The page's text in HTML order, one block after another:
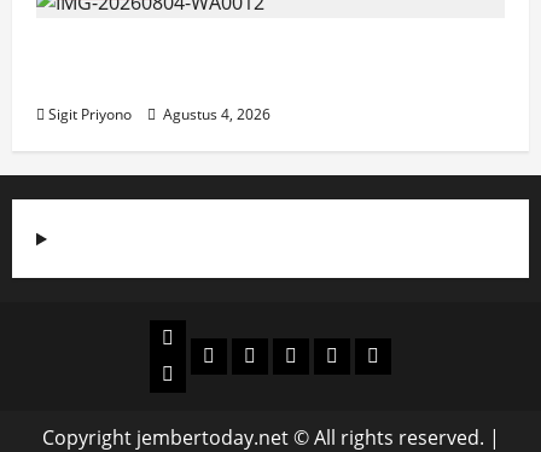
Sigit Priyono Agustus 4, 2026
Beranda
News
PolitikOtomotifEkonomiSosialtentang
today
Copyright jembertoday.net © All rights reserved. |